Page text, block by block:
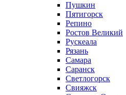
Пушкин
Пятигорск
Репино
Ростов Великий
Рускеала
Рязань
Самара
Саранск
Светлогорск
Свияжск